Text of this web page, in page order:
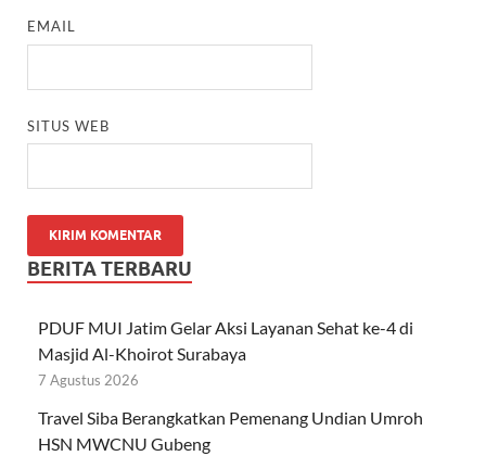
EMAIL
SITUS WEB
BERITA TERBARU
PDUF MUI Jatim Gelar Aksi Layanan Sehat ke-4 di
Masjid Al-Khoirot Surabaya
7 Agustus 2026
Travel Siba Berangkatkan Pemenang Undian Umroh
HSN MWCNU Gubeng